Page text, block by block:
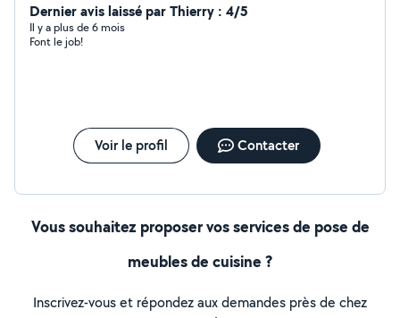
Dernier avis laissé par Thierry : 4/5
Il y a plus de 6 mois
Font le job!
Voir le profil Contacter
Vous souhaitez proposer vos services de pose de
meubles de cuisine ?
Inscrivez-vous et répondez aux demandes près de chez